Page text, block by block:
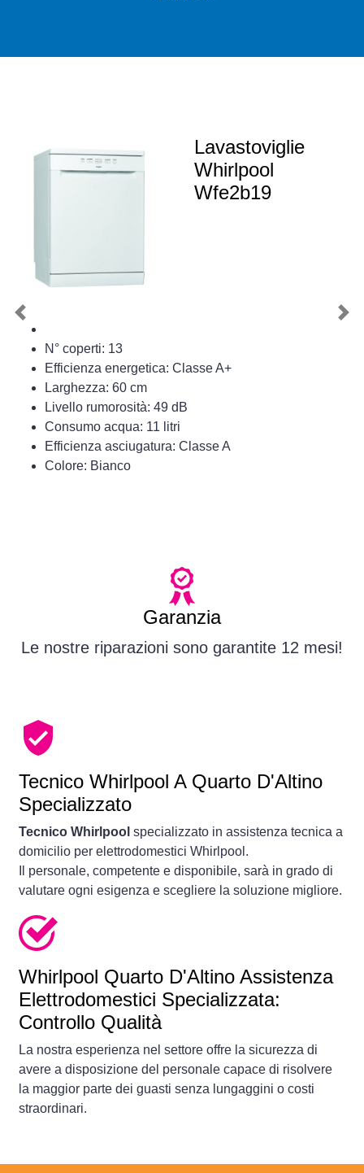
Lavastoviglie
Whirlpool
Wfe2b19
N° coperti: 13
Efficienza energetica: Classe A+
Larghezza: 60 cm
Livello rumorosità: 49 dB
Consumo acqua: 11 litri
Efficienza asciugatura: Classe A
Colore: Bianco
Previous
Garanzia
Le nostre riparazioni sono garantite 12 mesi!
Tecnico Whirlpool A Quarto D'Altino
Specializzato
Tecnico Whirlpool specializzato in assistenza tecnica a
domicilio per elettrodomestici Whirlpool.
Il personale, competente e disponibile, sarà in grado di
valutare ogni esigenza e scegliere la soluzione migliore.
Whirlpool Quarto D'Altino Assistenza
Elettrodomestici Specializzata:
Controllo Qualità
La nostra esperienza nel settore offre la sicurezza di
avere a disposizione del personale capace di risolvere
la maggior parte dei guasti senza lungaggini o costi
straordinari.